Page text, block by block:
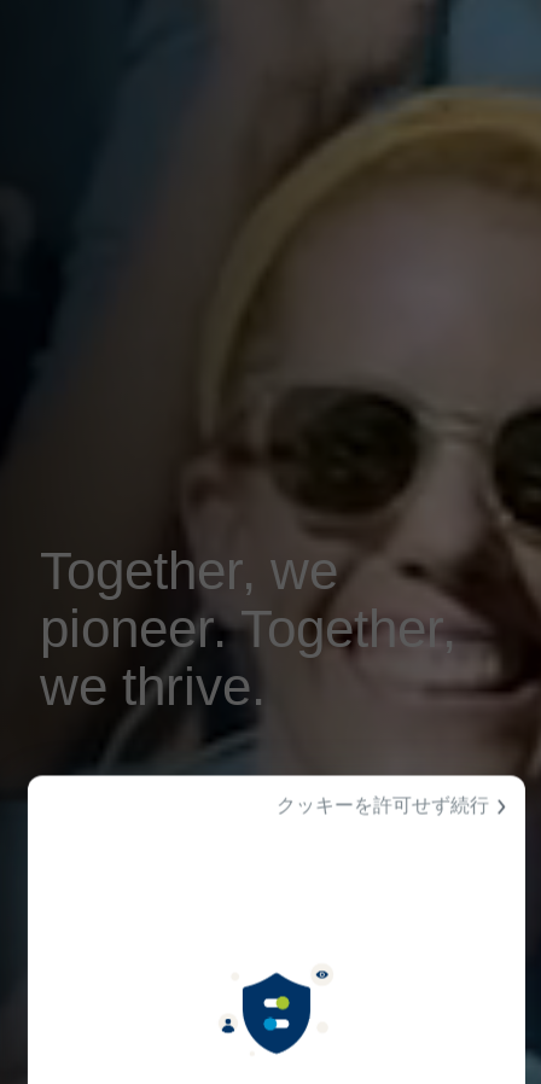
クッキーを許可せず続行
Together, we
pioneer. Together,
we thrive.